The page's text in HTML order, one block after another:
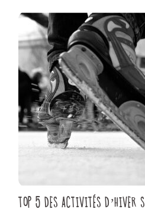
TOP 5 DES ACTIVITÉS D’HIVER